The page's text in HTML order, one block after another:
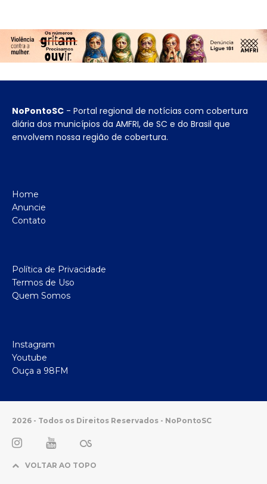
NoPontoSC - Portal regional de notícias com cobertura
diária dos municípios da AMFRI, de SC e do Brasil que
envolvem nossa região de cobertura.
Home
Anuncie
Contato
Política de Privacidade
Termos de Uso
Quem Somos
Instagram
Youtube
Ouça a 98FM
2026 - Todos os Direitos Reservados - NoPontoSC
VOLTAR AO TOPO